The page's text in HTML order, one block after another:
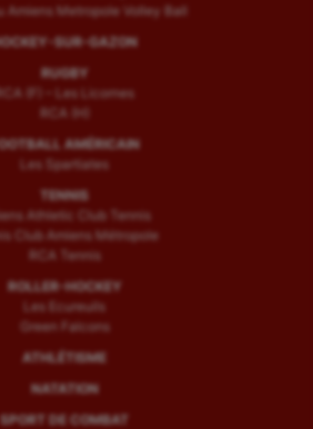
Amiens Metropole Volley Ball
SUR-GAZON
RUGBY
(F) – Les Licornes
RCA (H)
AMÉRICAIN
Les Spartiates
TENNIS
Athletic Club Tennis
Club Amiens Métropole
RCA Tennis
ROLLER-HOCKEY
Les Ecureuils
Green Falcons
ATHLÉTISME
NATATION
SPORT DE COMBAT